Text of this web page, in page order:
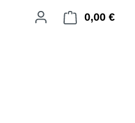
0,00 €